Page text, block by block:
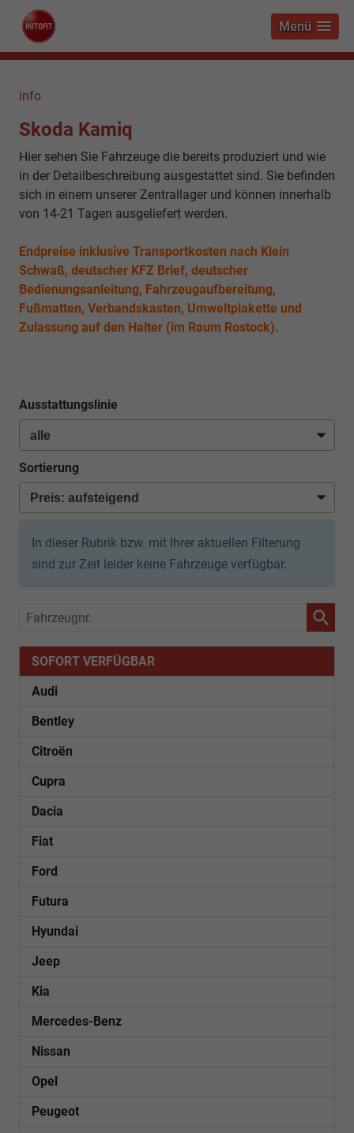
Menü
info
Skoda Kamiq
Hier sehen Sie Fahrzeuge die bereits produziert und wie
in der Detailbeschreibung ausgestattet sind. Sie befinden
sich in einem unserer Zentrallager und können innerhalb
von 14-21 Tagen ausgeliefert werden.
Endpreise inklusive Transportkosten nach Klein
Schwaß, deutscher KFZ Brief, deutscher
Bedienungsanleitung, Fahrzeugaufbereitung,
Fußmatten, Verbandskasten, Umweltplakette und
Zulassung auf den Halter (im Raum Rostock).
Ausstattungslinie
Sortierung
In dieser Rubrik bzw. mit Ihrer aktuellen Filterung
sind zur Zeit leider keine Fahrzeuge verfügbar.
Fahrzeugnr.
SOFORT VERFÜGBAR
Audi
Bentley
Citroën
Cupra
Dacia
Fiat
Ford
Futura
Hyundai
Jeep
Kia
Mercedes-Benz
Nissan
Opel
Peugeot